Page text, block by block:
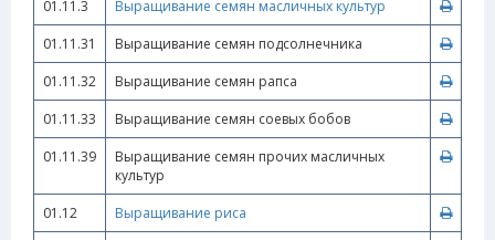
01.11.3
Выращивание семян масличных культур
01.11.31
Выращивание семян подсолнечника
01.11.32
Выращивание семян рапса
01.11.33
Выращивание семян соевых бобов
01.11.39
Выращивание семян прочих масличных
культур
01.12
Выращивание риса